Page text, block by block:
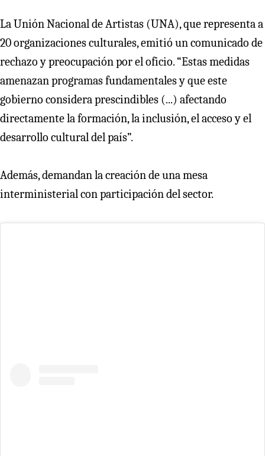
La Unión Nacional de Artistas (UNA), que representa a
20 organizaciones culturales, emitió un comunicado de
rechazo y preocupación por el oficio. “Estas medidas
amenazan programas fundamentales y que este
gobierno considera prescindibles (...) afectando
directamente la formación, la inclusión, el acceso y el
desarrollo cultural del país”.
Además, demandan la creación de una mesa
interministerial con participación del sector.